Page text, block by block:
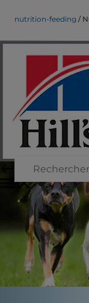
nutrition-feeding
des
Nutrition et
Auteur du